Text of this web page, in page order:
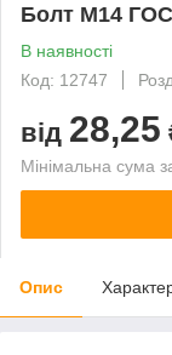
Болт М14
В наявності
Код: 12747
від 28,25
Мінімальна сума
Опис